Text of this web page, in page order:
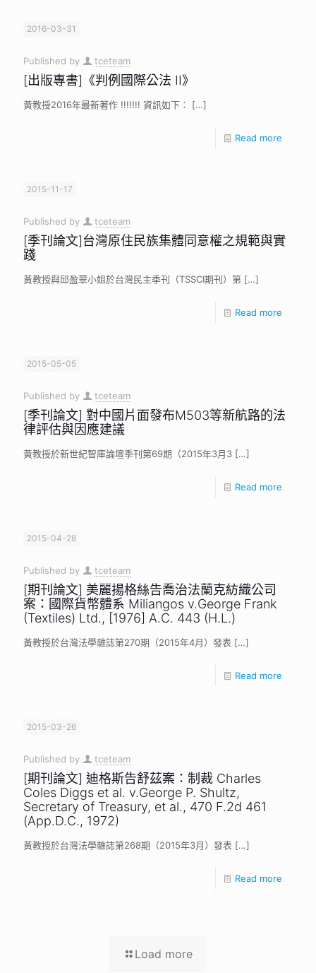
2016-03-31
Published by tceteam
[出版專書]《判例國際公法 II》
黃教授2016年最新著作 !!!!!!! 資訊如下： […]
Read more
2015-11-17
Published by tceteam
[季刊論文]台灣原住民族集體同意權之規範與實
踐
黃教授與邱盈翠小姐於台灣民主季刊（TSSCI期刊）第 […]
Read more
2015-05-05
Published by tceteam
[季刊論文] 對中國片面發布M503等新航路的法
律評估與因應建議
黃教授於新世紀智庫論壇季刊第69期（2015年3月3 […]
Read more
2015-04-28
Published by tceteam
[期刊論文] 美麗揚格絲告喬治法蘭克紡織公司
案：國際貨幣體系 Miliangos v.George Frank
(Textiles) Ltd., [1976] A.C. 443 (H.L.)
黃教授於台灣法學雜誌第270期（2015年4月）發表 […]
Read more
2015-03-26
Published by tceteam
[期刊論文] 迪格斯告舒茲案：制裁 Charles
Coles Diggs et al. v.George P. Shultz,
Secretary of Treasury, et al., 470 F.2d 461
(App.D.C., 1972)
黃教授於台灣法學雜誌第268期（2015年3月）發表 […]
Read more
Load more